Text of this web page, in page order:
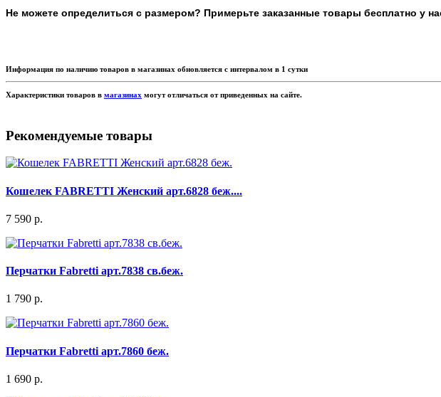
Не можете определиться с размером? Примерьте заказанные товары бесплатно у
Информация по наличию товаров в магазинах обновляется с интервалом в 1 сутки
Характеристики товаров в магазинах могут отличаться от приведенных на сайте.
Рекомендуемые товары
Кошелек FABRETTI Женский арт.6828 беж....
7 590 р.
Перчатки Fabretti арт.7838 св.беж.
1 790 р.
Перчатки Fabretti арт.7860 беж.
1 690 р.